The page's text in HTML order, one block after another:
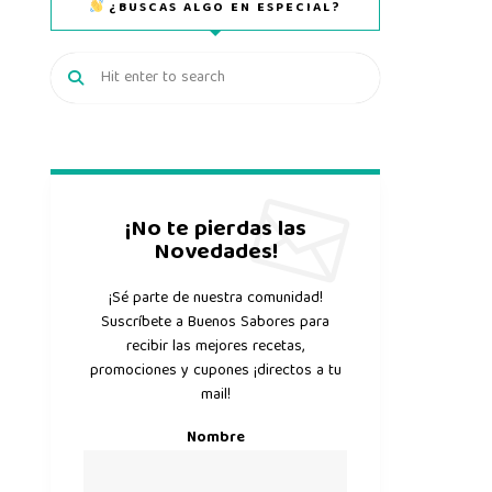
¿BUSCAS ALGO EN ESPECIAL?
¡No te pierdas las
Novedades!
¡Sé parte de nuestra comunidad!
Suscríbete a Buenos Sabores para
recibir las mejores recetas,
promociones y cupones ¡directos a tu
mail!
Nombre